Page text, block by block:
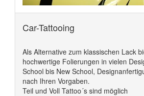
Car-Tattooing
Als Alternative zum klassischen Lack
hochwertige Folierungen in vielen
School bis New School,
nach Ihren Vorgaben.
Teil und Voll Tattoo´s sind möglich